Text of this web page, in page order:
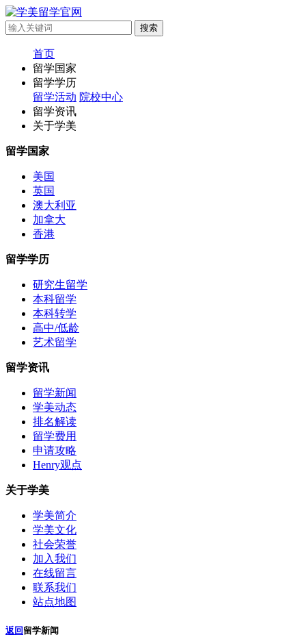
首页
留学国家
留学学历
留学活动 院校中心
留学资讯
关于学美
留学国家
美国
英国
澳大利亚
加拿大
香港
留学学历
研究生留学
本科留学
本科转学
高中/低龄
艺术留学
留学资讯
留学新闻
学美动态
排名解读
留学费用
申请攻略
Henry观点
关于学美
学美简介
学美文化
社会荣誉
加入我们
在线留言
联系我们
站点地图
返回 留学新闻